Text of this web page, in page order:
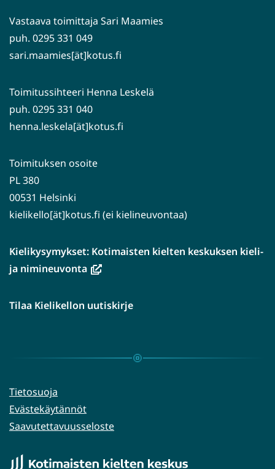
Vastaava toimittaja Sari Maamies
puh. 0295 331 049
sari.maamies[ät]kotus.fi
Toimitussihteeri Henna Leskelä
puh. 0295 331 040
henna.leskela[ät]kotus.fi
Toimituksen osoite
PL 380
00531 Helsinki
kielikello[ät]kotus.fi (ei kielineuvontaa)
Kielikysymykset: Kotimaisten kielten keskuksen kieli-
ja nimineuvonta(avautuu
ikkunaan,
palveluun)
Tilaa Kielikellon uutiskirje
Tietosuoja
Evästekäytännöt
Saavutettavuusseloste